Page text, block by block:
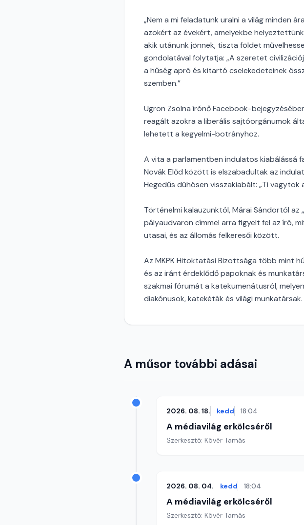
„Nem a mi feladatunk uralni a világ minden
azokért az évekért, amelyekbe
akik utánunk jönnek, tiszta földet
gondolatával folytatja: „A szeretet
a hűség apró és kitartó cselekedeteinek
szemben.”
Ugron Zsolna írónő Facebook-
reagált azokra a liberális sajtóorgánumok
lehetett a kegyelmi-botrányhoz.
A vita a parlamentben indulatos kiabálássá
Novák Előd között is elszabadultak az
Hegedűs dühösen visszakiabált: „Ti vagytok
Történelmi kalauzunktól, Márai Sándortól az
pályaudvaron címmel arra figyelt fel az író,
utasai, és az állomás felkeresői között.
Az MKPK Hitoktatási Bizottsága több mint
és az iránt érdeklődő papoknak és
szakmai fórumát a katekumenátusról,
diakónusok, katekéták és világi munkatársak.
A műsor további adásai
2026. 08. 18. kedd 18:04
A médiavilág erkölcséről
Szerkesztő: Kövér Tamás
2026. 08. 04. kedd 18:04
A médiavilág erkölcséről
Szerkesztő: Kövér Tamás